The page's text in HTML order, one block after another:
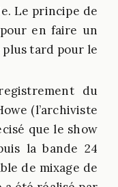
Le principe de
en faire un
tard pour le
du
(l’archiviste
que le show
la bande 24
de mixage de